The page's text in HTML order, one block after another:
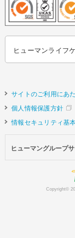
ヒューマンライフ
サイトのご利用にあ
個人情報保護方針
情報セキュリティ基
ヒューマングループ
Copyright©